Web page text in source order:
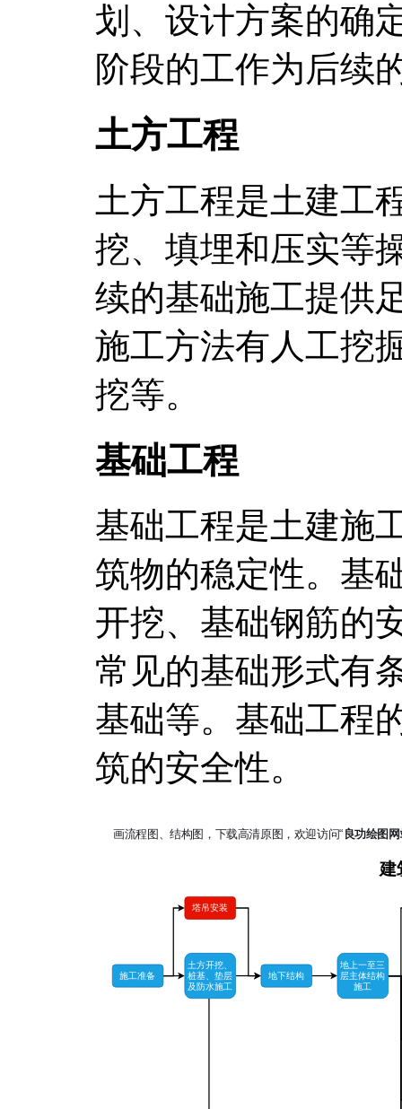
划、设计方案的确
阶段的工作为后续
土方工程
土方工程是土建工
挖、填埋和压实等
续的基础施工提供
施工方法有人工挖
挖等。
基础工程
基础工程是土建施
筑物的稳定性。基
开挖、基础钢筋的
常见的基础形式有
基础等。基础工程
筑的安全性。